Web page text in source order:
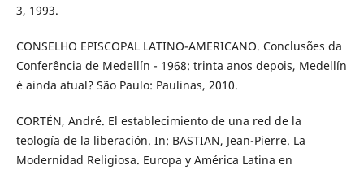
3, 1993.
CONSELHO EPISCOPAL LATINO-AMERICANO. Conclusões da
Conferência de Medellín - 1968: trinta anos depois, Medellín
é ainda atual? São Paulo: Paulinas, 2010.
CORTÉN, André. El establecimiento de una red de la
teología de la liberación. In: BASTIAN, Jean-Pierre. La
Modernidad Religiosa. Europa y América Latina en